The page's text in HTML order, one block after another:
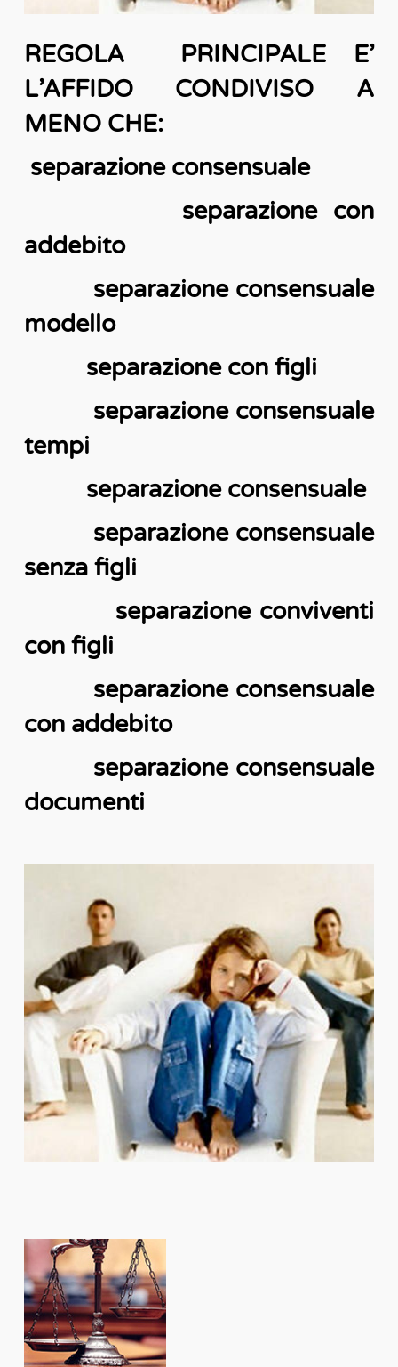
REGOLA PRINCIPALE E’
L’AFFIDO CONDIVISO A
MENO CHE:
separazione consensuale
separazione con
addebito
separazione consensuale
modello
separazione con figli
separazione consensuale
tempi
separazione consensuale
separazione consensuale
senza figli
separazione conviventi
con figli
separazione consensuale
con addebito
separazione consensuale
documenti